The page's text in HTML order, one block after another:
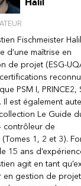
Fischmeister
d’une maîtrise en
de projet (ESG-
PSM I, PRINCE2,
Il est également
Le Guide
contrôleur de
1, 2 et 3).
15 ans
agit en tant
en gestion de